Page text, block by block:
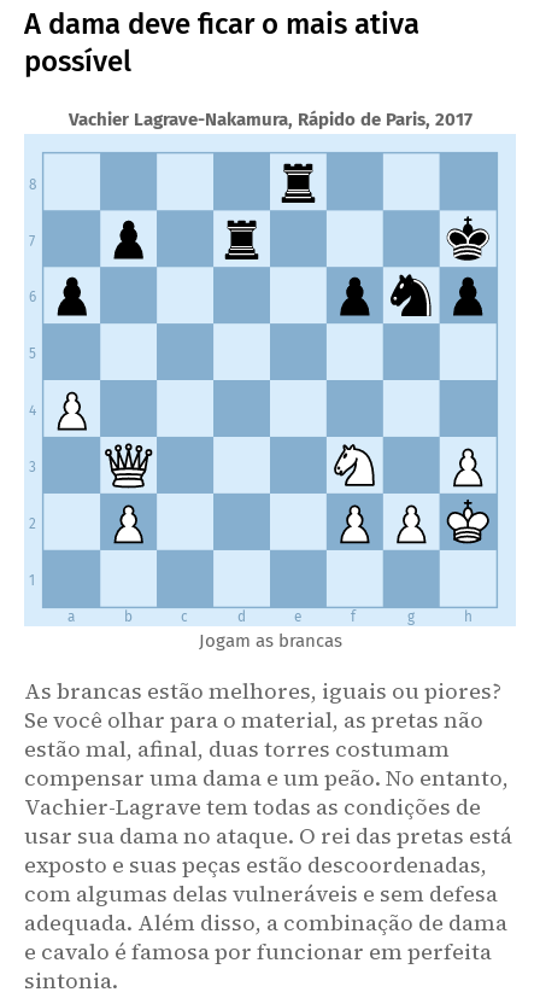
A dama deve ficar o mais ativa
possível
Vachier Lagrave-Nakamura, Rápido de Paris, 2017
a b c d e f g h
8
7
6
5
4
3
2
1
Jogam as brancas
As brancas estão melhores, iguais ou piores?
Se você olhar para o material, as pretas não
estão mal, afinal, duas torres costumam
compensar uma dama e um peão. No entanto,
Vachier-Lagrave tem todas as condições de
usar sua dama no ataque. O rei das pretas está
exposto e suas peças estão descoordenadas,
com algumas delas vulneráveis e sem defesa
adequada. Além disso, a combinação de dama
e cavalo é famosa por funcionar em perfeita
sintonia.